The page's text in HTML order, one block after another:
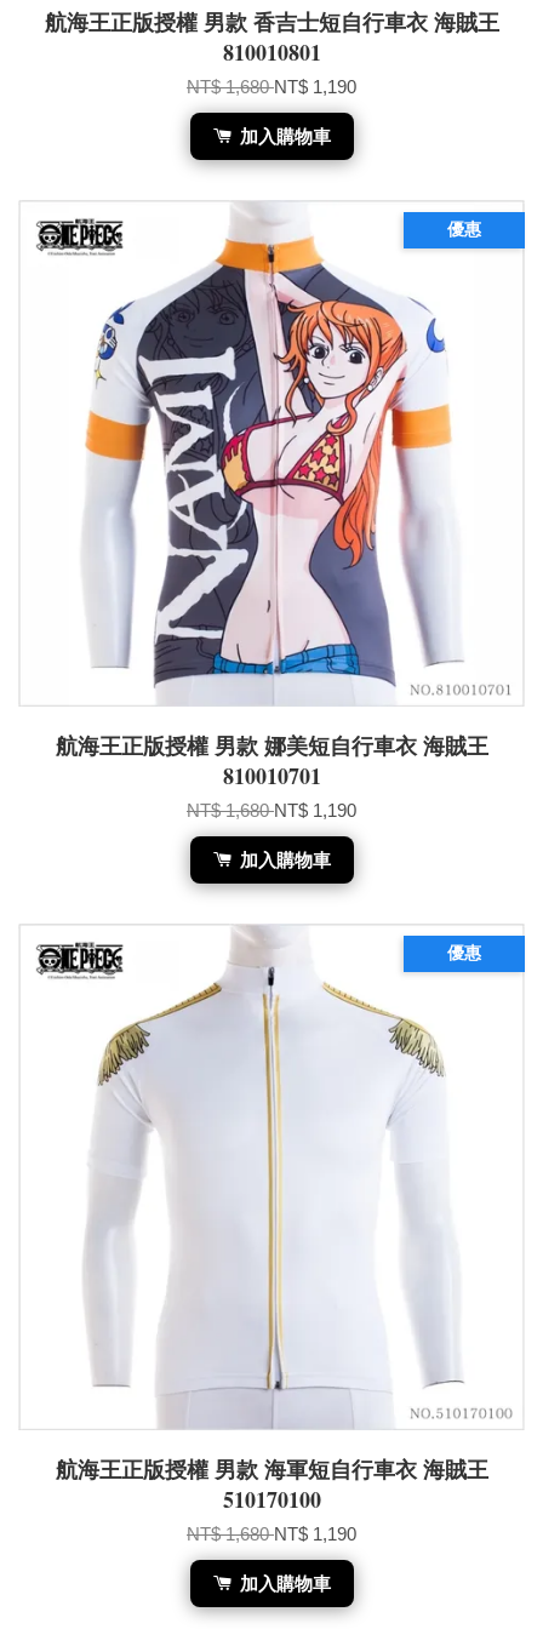
航海王正版授權 男款 香吉士短自行車衣 海賊王
810010801
NT$ 1,680NT$ 1,190
加入購物車
優惠
航海王正版授權 男款 娜美短自行車衣 海賊王
810010701
NT$ 1,680NT$ 1,190
加入購物車
優惠
航海王正版授權 男款 海軍短自行車衣 海賊王
510170100
NT$ 1,680NT$ 1,190
加入購物車